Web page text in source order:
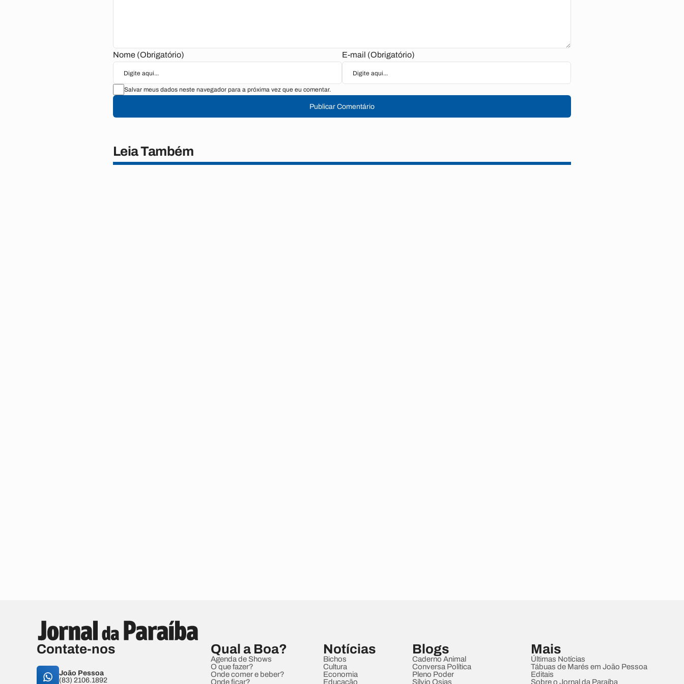
Nome (Obrigatório) E-mail (Obrigatório)
Salvar meus dados neste navegador para a próxima vez que eu comentar.
Publicar Comentário
Leia Também
Contate-nos
João Pessoa
(83) 2106.1892
Qual a Boa?
Agenda de Shows
O que fazer?
Onde comer e beber?
Onde ficar?
Notícias
Bichos
Cultura
Economia
Educação
Blogs
Caderno Animal
Conversa Política
Pleno Poder
Sílvio Osias
Mais
Últimas Notícias
Tábuas de Marés em João Pessoa
Editais
Sobre o Jornal da Paraíba